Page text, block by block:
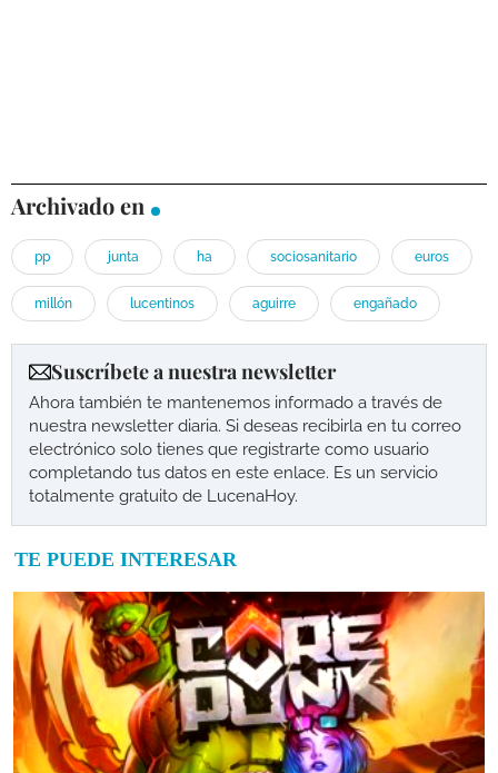
Archivado en
pp junta ha sociosanitario euros
millón lucentinos aguirre engañado
Suscríbete a nuestra newsletter
Ahora también te mantenemos informado a través de
nuestra newsletter diaria. Si deseas recibirla en tu correo
electrónico solo tienes que registrarte como usuario
completando tus datos en este enlace. Es un servicio
totalmente gratuito de LucenaHoy.
TE PUEDE INTERESAR